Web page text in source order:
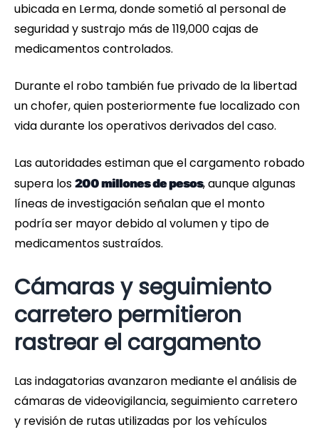
ubicada en Lerma, donde sometió al personal de
seguridad y sustrajo más de 119,000 cajas de
medicamentos controlados.
Durante el robo también fue privado de la libertad
un chofer, quien posteriormente fue localizado con
vida durante los operativos derivados del caso.
Las autoridades estiman que el cargamento robado
supera los 200 millones de pesos, aunque algunas
líneas de investigación señalan que el monto
podría ser mayor debido al volumen y tipo de
medicamentos sustraídos.
Cámaras y seguimiento
carretero permitieron
rastrear el cargamento
Las indagatorias avanzaron mediante el análisis de
cámaras de videovigilancia, seguimiento carretero
y revisión de rutas utilizadas por los vehículos